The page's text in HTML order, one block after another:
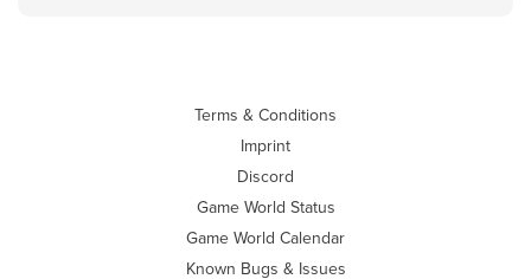
Terms & Conditions
Imprint
Discord
Game World Status
Game World Calendar
Known Bugs & Issues